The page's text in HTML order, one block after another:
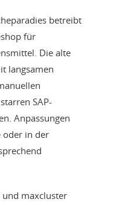
betreibt
für
Die alte
langsamen
SAP-
Anpassungen
oder in der
maxcluster